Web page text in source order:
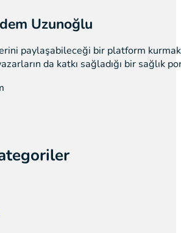
Uzunoğlu
paylaşabileceği bir platform kurmak
da katkı sağladığı bir sağlık